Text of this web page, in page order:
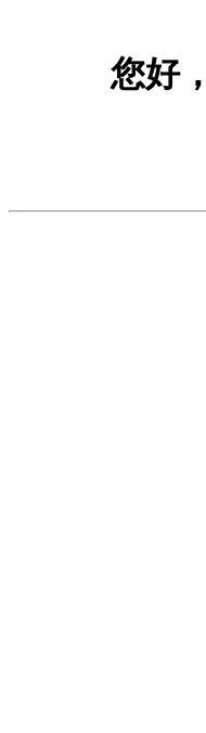
您好